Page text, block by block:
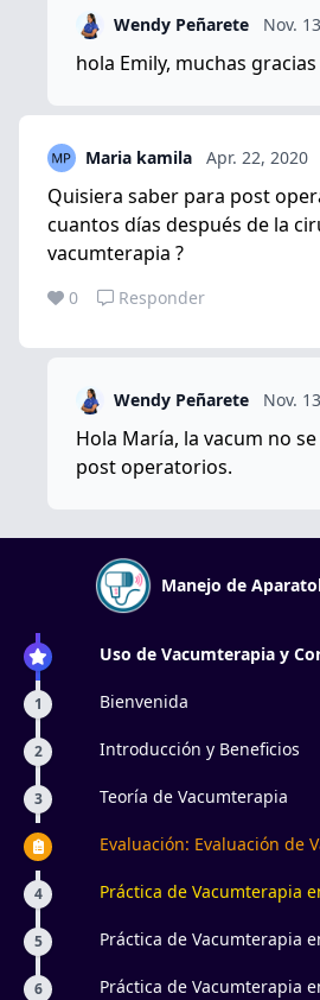
Wendy Peñarete Nov.
hola Emily, muchas
Maria kamila Apr. 22, 2020
Quisiera saber para post
cuantos días después de la
vacumterapia ?
0 Responder
Wendy Peñarete Nov.
Hola María, la vacum no
post operatorios.
Manejo de
Uso de Vacumterapia y
1 Bienvenida
2 Introducción y Beneficios
3 Teoría de Vacumterapia
Evaluación: Evaluación de
4
Práctica de Vacumterapia
5
Práctica de Vacumterapia
6
Práctica de Vacumterapia